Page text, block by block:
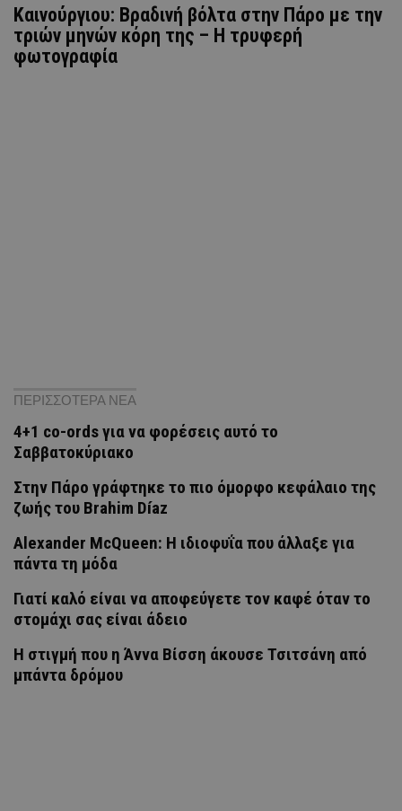
Καινούργιου: Βραδινή βόλτα στην Πάρο με την
τριών μηνών κόρη της – Η τρυφερή
φωτογραφία
ΠΕΡΙΣΣΟΤΕΡΑ ΝΕΑ
4+1 co-ords για να φορέσεις αυτό το
Σαββατοκύριακο
Στην Πάρο γράφτηκε το πιο όμορφο κεφάλαιο της
ζωής του Brahim Díaz
Alexander McQueen: Η ιδιοφυΐα που άλλαξε για
πάντα τη μόδα
Γιατί καλό είναι να αποφεύγετε τον καφέ όταν το
στομάχι σας είναι άδειο
H στιγμή που η Άννα Βίσση άκουσε Τσιτσάνη από
μπάντα δρόμου